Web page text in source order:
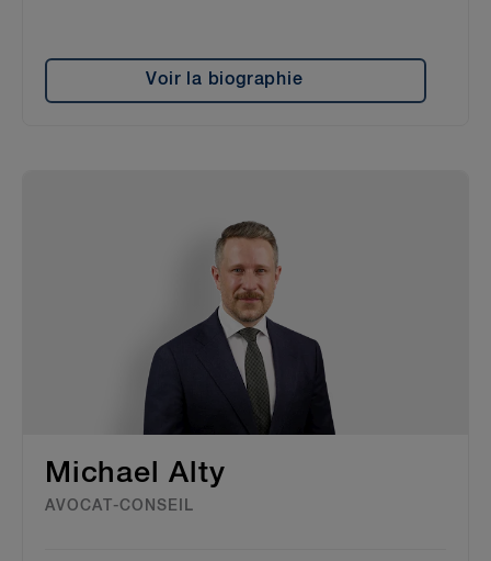
Voir la biographie
Michael Alty
AVOCAT-CONSEIL